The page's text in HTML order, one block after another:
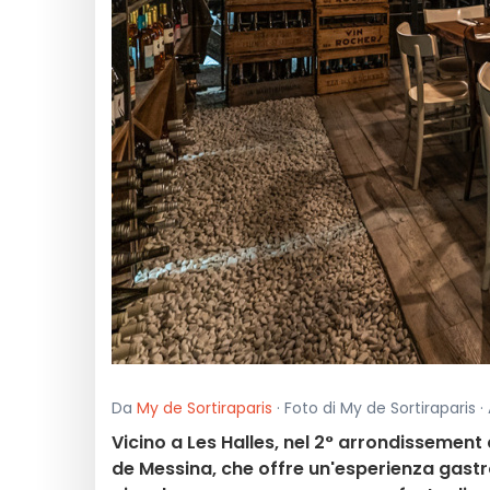
Da My de Sortiraparis · Foto di My de Sortiraparis
Vicino a Les Halles, nel 2°
de Messina, che offre un'esperienza